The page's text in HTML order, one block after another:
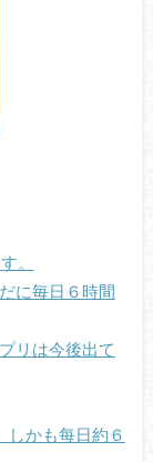
。
に毎日６時間
リは今後出て
しかも每日約６